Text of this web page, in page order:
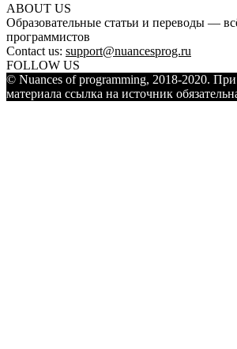
ABOUT US
Образовательные статьи и переводы —
программистов
Contact us: support@nuancesprog.ru
FOLLOW US
© Nuances of programming, 2018-2020.
материала ссылка на источник